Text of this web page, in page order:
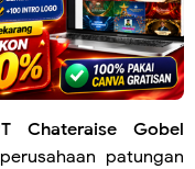
Chateraise Gobel
patungan